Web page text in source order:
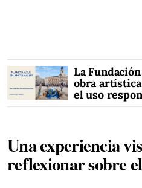
La
obra
el uso
Una experiencia
reflexionar sobre